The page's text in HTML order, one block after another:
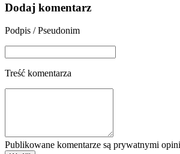
Dodaj komentarz
Podpis / Pseudonim
Treść komentarza
Publikowane komentarze są prywatnymi